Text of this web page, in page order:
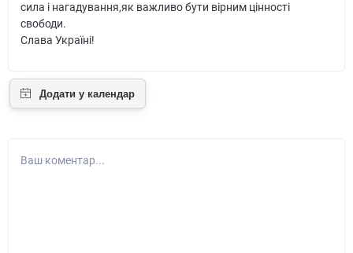
сила і нагадування,як важливо бути вірним цінності
свободи.
Слава Україні!
Ваш коментар...